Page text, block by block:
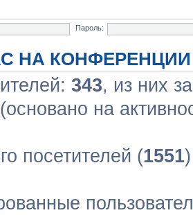
Пароль:
НА КОНФЕРЕНЦИИ
343, из них
на
посетителей (1551